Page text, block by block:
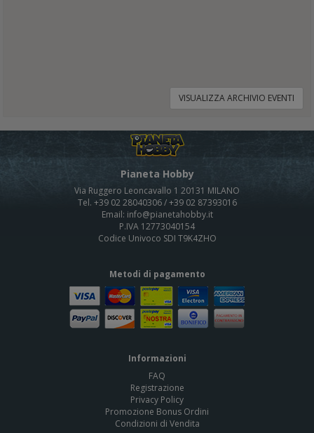
VISUALIZZA ARCHIVIO EVENTI
Pianeta Hobby
Via Ruggero Leoncavallo 1 20131 MILANO
Tel. +39 02 28040306 / +39 02 87393016
Email: info@pianetahobby.it
P.IVA 12773040154
Codice Univoco SDI T9K4ZHO
Metodi di pagamento
Informazioni
FAQ
Registrazione
Privacy Policy
Promozione Bonus Ordini
Condizioni di Vendita